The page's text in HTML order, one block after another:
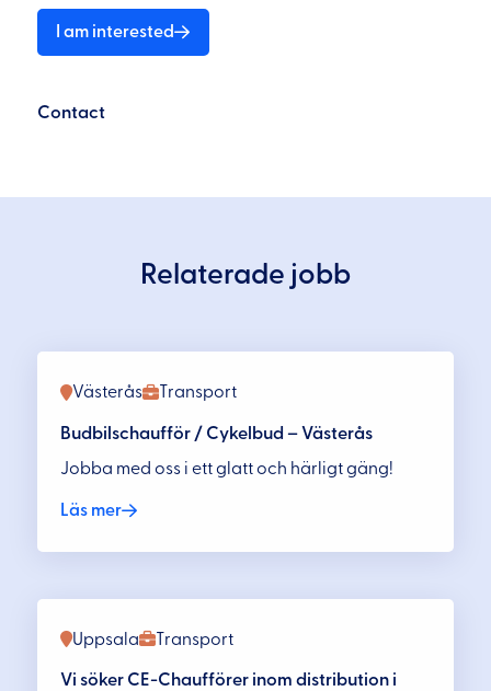
I am interested
Contact
Relaterade jobb
Transport
Västerås
Budbilschaufför / Cykelbud – Västerås
Jobba med oss i ett glatt och härligt gäng!
Läs mer
Transport
Uppsala
Vi söker CE-Chaufförer inom distribution i